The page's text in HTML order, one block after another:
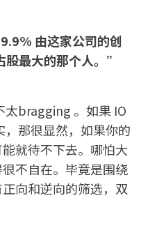
由这家公司的创
股最大的那个人。”
太bragging 。如果 IO
那很显然，如果你的
就待不下去。哪怕大
不自在。毕竟是围绕
向和逆向的筛选，双